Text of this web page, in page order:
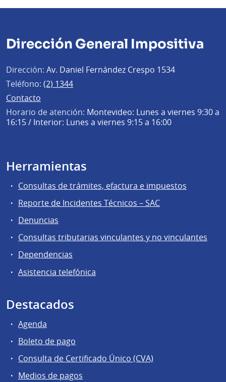
Dirección General Impositiva
Dirección: Av. Daniel Fernández Crespo 1534
Teléfono: (2) 1344
Contacto
Horario de atención: Montevideo: Lunes a viernes 9:30 a
16:15 / Interior: Lunes a viernes 9:15 a 16:00
Herramientas
Consultas de trámites, efactura e impuestos
Reporte de Incidentes Técnicos – SAC
Denuncias
Consultas tributarias vinculantes y no vinculantes
Dependencias
Asistencia telefónica
Destacados
Agenda
Boleto de pago
Consulta de Certificado Único (CVA)
Medios de pagos